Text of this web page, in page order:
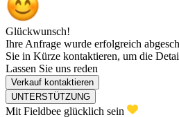
Glückwunsch!
Ihre Anfrage wurde erfolgreich
Sie in Kürze kontaktieren, um die
Lassen Sie uns reden
Verkauf kontaktieren
UNTERSTÜTZUNG
Mit Fieldbee glücklich sein